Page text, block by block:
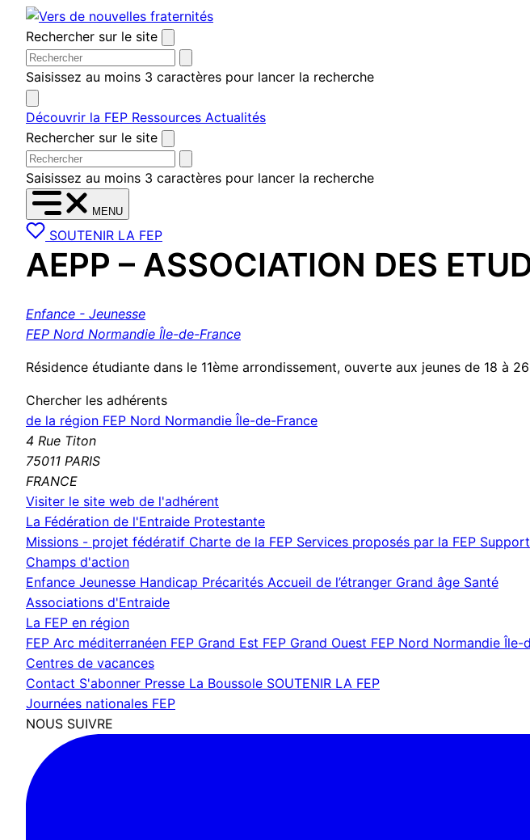
Aller
au
contenu
Rechercher sur le site
Saisissez au moins 3 caractères pour lancer la recherche
Découvrir la FEP Ressources Actualités
Rechercher sur le site
Saisissez au moins 3 caractères pour lancer la recherche
MENU
SOUTENIR LA FEP
AEPP – ASSOCIATION DES
Enfance - Jeunesse
FEP Nord Normandie Île-de-France
Résidence étudiante dans le 11ème arrondissement, ouverte aux jeunes de 18 à
Chercher les adhérents
de la région FEP Nord Normandie Île-de-France
4 Rue Titon
75011 PARIS
FRANCE
Visiter le site web de l'adhérent
fenêtre)
La Fédération de l'Entraide Protestante
Missions - projet fédératif Charte de la FEP Services proposés par la FEP
Champs d'action
Enfance Jeunesse Handicap Précarités Accueil de l’étranger Grand âge Santé
Associations d'Entraide
La FEP en région
FEP Arc méditerranéen FEP Grand Est FEP Grand Ouest FEP Nord Normandie Île-
Centres de vacances
Contact S'abonner Presse La Boussole SOUTENIR LA FEP
Journées nationales FEP
NOUS SUIVRE